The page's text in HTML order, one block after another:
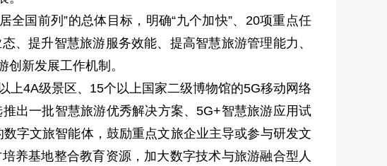
全国前列”的总体目标，明确“九个加快”、20项重点任
、提升智慧旅游服务效能、提高智慧旅游管理能力、
新发展工作机制。
上4A级景区、15个以上国家二级博物馆的5G移动网络
出一批智慧旅游优秀解决方案、5G+智慧旅游应用试
字文旅智能体，鼓励重点文旅企业主导或参与研发文
养基地整合教育资源，加大数字技术与旅游融合型人